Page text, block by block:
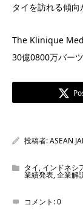
タイを訪れる傾向
The Klinique
30億0800万バー
投稿者:ASEAN
タイ, インドネシ
業績発表,企業解
コメント:0